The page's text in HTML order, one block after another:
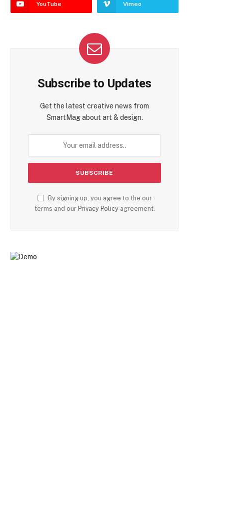
YouTube Vimeo
Subscribe to Updates
Get the latest creative news from
SmartMag about art & design.
By signing up, you agree to the our
terms and our Privacy Policyagreement.